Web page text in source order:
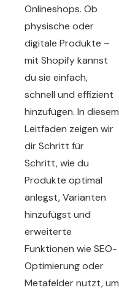
Onlineshops. Ob
physische oder
digitale Produkte –
mit Shopify kannst
du sie einfach,
schnell und effizient
hinzufügen. In diesem
Leitfaden zeigen wir
dir Schritt für
Schritt, wie du
Produkte optimal
anlegst, Varianten
hinzufügst und
erweiterte
Funktionen wie SEO-
Optimierung oder
Metafelder nutzt, um